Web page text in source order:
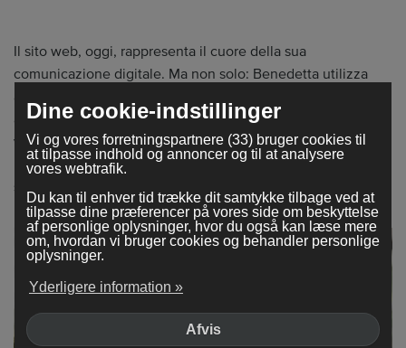
Il sito web, oggi, rappresenta il cuore della sua
comunicazione digitale. Ma non solo: Benedetta utilizza
albergatori, offrendo servizi su misura, pacchetti dedicati e
vantaggi pensati per stabilire relazioni durature. "Il rapporto
umano per me è fondamentale. Ogni cliente è unico e io mi
sento parte del team di ogni hotel che seguo".
Dine cookie-indstillinger
Vi og vores forretningspartnere (33) bruger cookies til
at tilpasse indhold og annoncer og til at analysere
vores webtrafik.
Du kan til enhver tid trække dit samtykke tilbage ved at
tilpasse dine præferencer på vores side om beskyttelse
af personlige oplysninger, hvor du også kan læse mere
om, hvordan vi bruger cookies og behandler personlige
oplysninger.
Yderligere information »
Afvis